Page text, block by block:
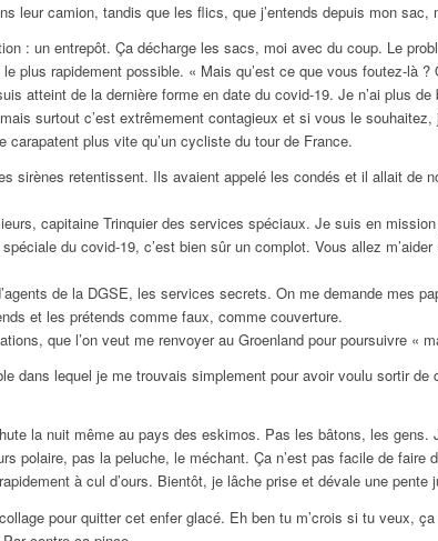
leur camion, tandis que les flics, que j’entends depuis mon sac,
: un entrepôt. Ça décharge les sacs, moi avec du coup. Le
plus rapidement possible. « Mais qu’est ce que vous foutez-là
atteint de la dernière forme en date du covid-19. Je n’ai plus
surtout c’est extrêmement contagieux et si vous le
plus vite qu’un cycliste du tour de France.
sirènes retentissent. Ils avaient appelé les condés et il allait de
capitaine Trinquier des services spéciaux. Je suis en
du covid-19, c’est bien sûr un complot. Vous allez
de la DGSE, les services secrets. On me demande mes
et les prétends comme faux, comme couverture.
que l’on veut me renvoyer au Groenland pour poursuivre «
dans lequel je me trouvais simplement pour avoir voulu sortir
la nuit même au pays des eskimos. Pas les bâtons, les gens.
polaire, pas la peluche, le méchant. Ça n’est pas facile de faire
à cul d’ours. Bientôt, je lâche prise et dévale une pente
pour quitter cet enfer glacé. Eh ben tu m’crois si tu veux,